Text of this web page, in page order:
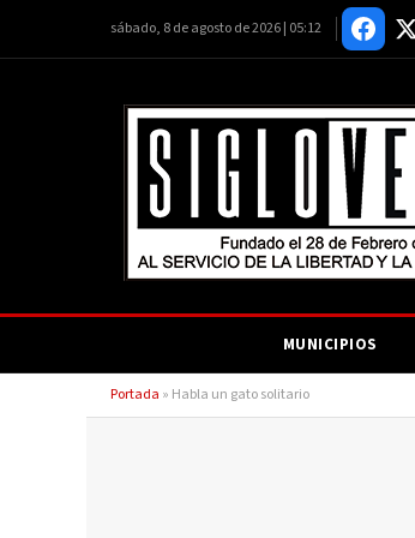
sábado, 8 de agosto de 2026 | 05:12
MUNICIPIOS
Portada » Habla un gato solitario